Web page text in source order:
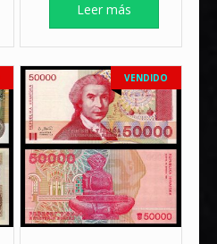
Leer más
VENDIDO